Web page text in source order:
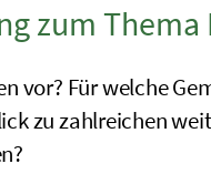
zum Thema
vor? Für welche
zu zahlreichen